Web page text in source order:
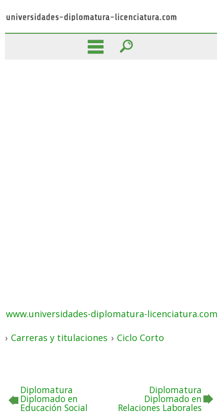
www.universidades-diplomatura-licenciatura.com
› Carreras y titulaciones › Ciclo Corto
Diplomatura
Diplomado en
Educación Social
Diplomatura
Diplomado en
Relaciones Laborales